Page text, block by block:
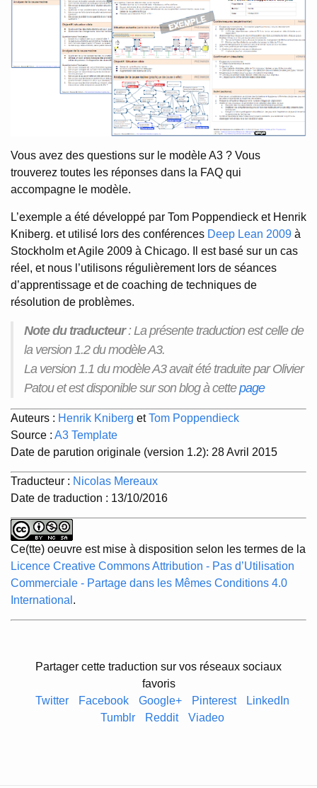
Vous avez des questions sur le modèle A3 ? Vous
trouverez toutes les réponses dans la FAQ qui
accompagne le modèle.
L’exemple a été développé par Tom Poppendieck et Henrik
Kniberg. et utilisé lors des conférences Deep Lean 2009 à
Stockholm et Agile 2009 à Chicago. Il est basé sur un cas
réel, et nous l’utilisons régulièrement lors de séances
d’apprentissage et de coaching de techniques de
résolution de problèmes.
Note du traducteur: La présente traduction est celle de
la version 1.2 du modèle A3.
La version 1.1 du modèle A3 avait été traduite par Olivier
Patou et est disponible sur son blog à cettepage
Auteurs : Henrik Kniberg etTom Poppendieck
Source : A3 Template
Date de parution originale (version 1.2): 28 Avril 2015
Traducteur : Nicolas Mereaux
Date de traduction : 13/10/2016
Ce(tte) oeuvre est mise à disposition selon les termes de la
Licence Creative Commons Attribution - Pas d’Utilisation
Commerciale - Partage dans les Mêmes Conditions 4.0
International .
Partager cette traduction sur vos réseaux sociaux
favoris
Twitter
Facebook Google+ Pinterest
LinkedIn
Tumblr
Reddit Viadeo